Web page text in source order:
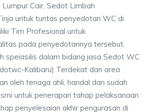
Cair, Sedot Limbah
untuk tuntas penyedotan WC di
Tim Profesional untuk
pada penyedotannya tersebut.
speiasilis dalam bidang jasa Sedot WC
Kalibaru) Terdekat dan area
oleh tenaga ahli, handal dan sudah
untuk penerapan tahap pelaksanaan
penyelesaian akhir pengurasan di